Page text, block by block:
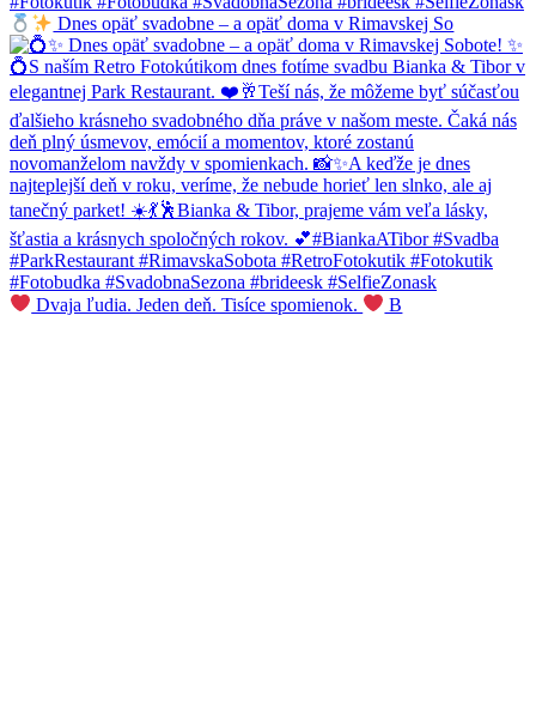
Dnes opäť svadobne – a opäť doma v Rimavskej So
Dvaja ľudia. Jeden deň. Tisíce spomienok. B